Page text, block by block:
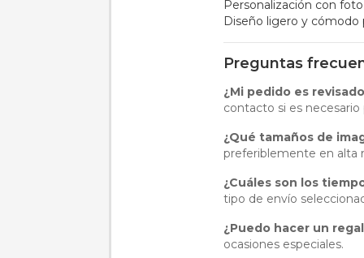
Personalización con
Diseño ligero y cómodo
Preguntas
¿Mi pedido es
contacto si es
¿Qué tamaños de
preferiblemente en alta
¿Cuáles son los
tipo de envío
¿Puedo hacer un
ocasiones especiales.